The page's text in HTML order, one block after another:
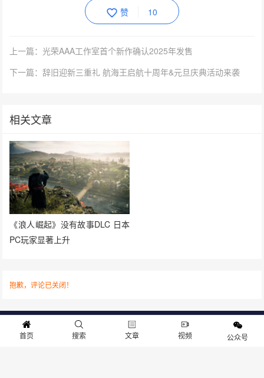
赞 10
上一篇：光荣AAA工作室首个新作确认2025年发售
下一篇：辞旧迎新三重礼 航海王启航十周年&元旦庆典活动来袭
相关文章
《浪人崛起》没有故事DLC 日本
PC玩家显著上升
抱歉，评论已关闭！
关于我们 寻求报道 投稿须知 商务合作 版权申明
联系我们
首页 搜索 文章 视频 公众号